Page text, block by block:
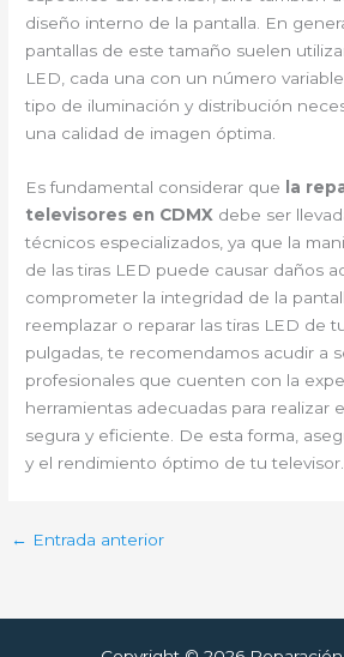
diseño interno de la pantalla. En
pantallas de este tamaño suelen
LED, cada una con un número
tipo de iluminación y distribución
una calidad de imagen óptima.
Es fundamental considerar que
la
televisores en CDMX debe ser
técnicos especializados, ya que la
de las tiras LED puede causar daños
comprometer la integridad de la
reemplazar o reparar las tiras LED de
pulgadas, te recomendamos acudir a
profesionales que cuenten con la
herramientas adecuadas para realizar
segura y eficiente. De esta forma,
y el rendimiento óptimo de tu televisor.
← Entrada anterior